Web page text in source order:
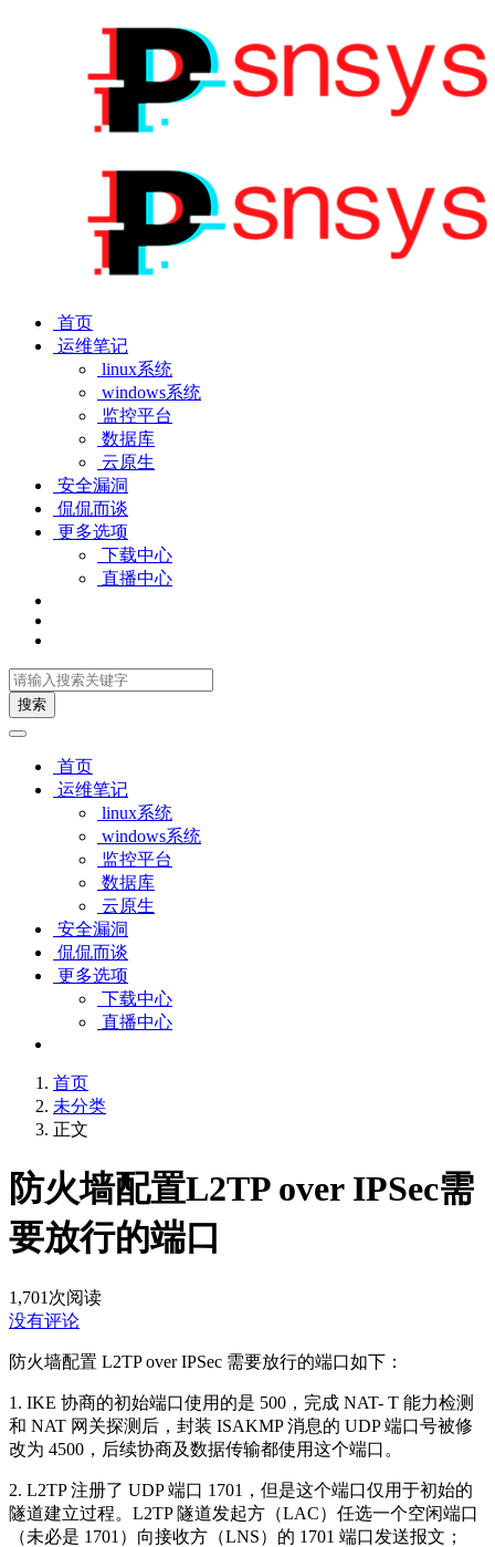
首页
运维笔记
linux系统
windows系统
监控平台
数据库
云原生
安全漏洞
侃侃而谈
更多选项
下载中心
直播中心
搜索
首页
运维笔记
linux系统
windows系统
监控平台
数据库
云原生
安全漏洞
侃侃而谈
更多选项
下载中心
直播中心
首页
未分类
正文
防火墙配置L2TP over IPSec需
要放行的端口
1,701 次阅读
没有评论
防火墙配置 L2TP over IPSec 需要放行的端口如下：
1. IKE 协商的初始端口使用的是 500，完成 NAT- T 能力检测
和 NAT 网关探测后，封装 ISAKMP 消息的 UDP 端口号被修
改为 4500，后续协商及数据传输都使用这个端口。
2. L2TP 注册了 UDP 端口 1701，但是这个端口仅用于初始的
隧道建立过程。L2TP 隧道发起方（LAC）任选一个空闲端口
（未必是 1701）向接收方（LNS）的 1701 端口发送报文；